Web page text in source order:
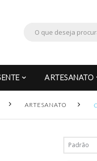
ARTESANATO
ARTESANATO